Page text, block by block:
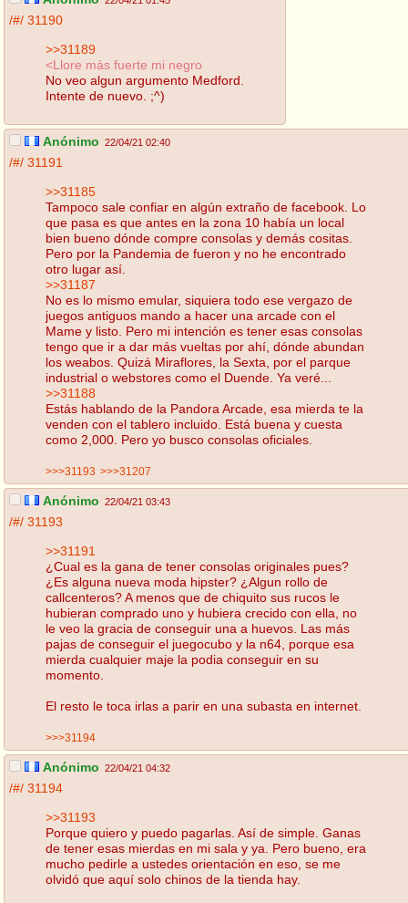
/#/ 31190
>>31189
<Llore más fuerte mi negro
No veo algun argumento Medford.
Intente de nuevo. ;^)
Anónimo 22/04/21 02:40
/#/ 31191
>>31185
Tampoco sale confiar en algún extraño de facebook. Lo
que pasa es que antes en la zona 10 había un local
bien bueno dónde compre consolas y demás cositas.
Pero por la Pandemia de fueron y no he encontrado
otro lugar así.
>>31187
No es lo mismo emular, siquiera todo ese vergazo de
juegos antiguos mando a hacer una arcade con el
Mame y listo. Pero mi intención es tener esas consolas
tengo que ir a dar más vueltas por ahí, dónde abundan
los weabos. Quizá Miraflores, la Sexta, por el parque
industrial o webstores como el Duende. Ya veré...
>>31188
Estás hablando de la Pandora Arcade, esa mierda te la
venden con el tablero incluido. Está buena y cuesta
como 2,000. Pero yo busco consolas oficiales.
>>>31193 >>>31207
Anónimo 22/04/21 03:43
/#/ 31193
>>31191
¿Cual es la gana de tener consolas originales pues?
¿Es alguna nueva moda hipster? ¿Algun rollo de
callcenteros? A menos que de chiquito sus rucos le
hubieran comprado uno y hubiera crecido con ella, no
le veo la gracia de conseguir una a huevos. Las más
pajas de conseguir el juegocubo y la n64, porque esa
mierda cualquier maje la podia conseguir en su
momento.
El resto le toca irlas a parir en una subasta en internet.
>>>31194
Anónimo 22/04/21 04:32
/#/ 31194
>>31193
Porque quiero y puedo pagarlas. Así de simple. Ganas
de tener esas mierdas en mi sala y ya. Pero bueno, era
mucho pedirle a ustedes orientación en eso, se me
olvidó que aquí solo chinos de la tienda hay.